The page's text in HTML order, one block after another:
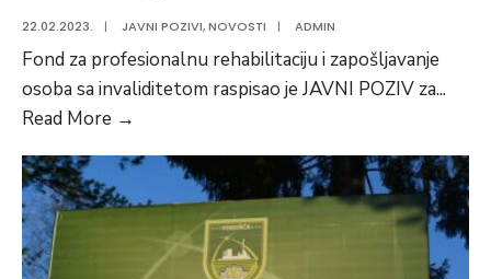
22.02.2023. | JAVNI POZIVI,NOVOSTI | ADMIN
Fond za profesionalnu rehabilitaciju i zapošljavanje
osoba sa invaliditetom raspisao je JAVNI POZIV za...
Read More →
dodjelu
sredstava
za